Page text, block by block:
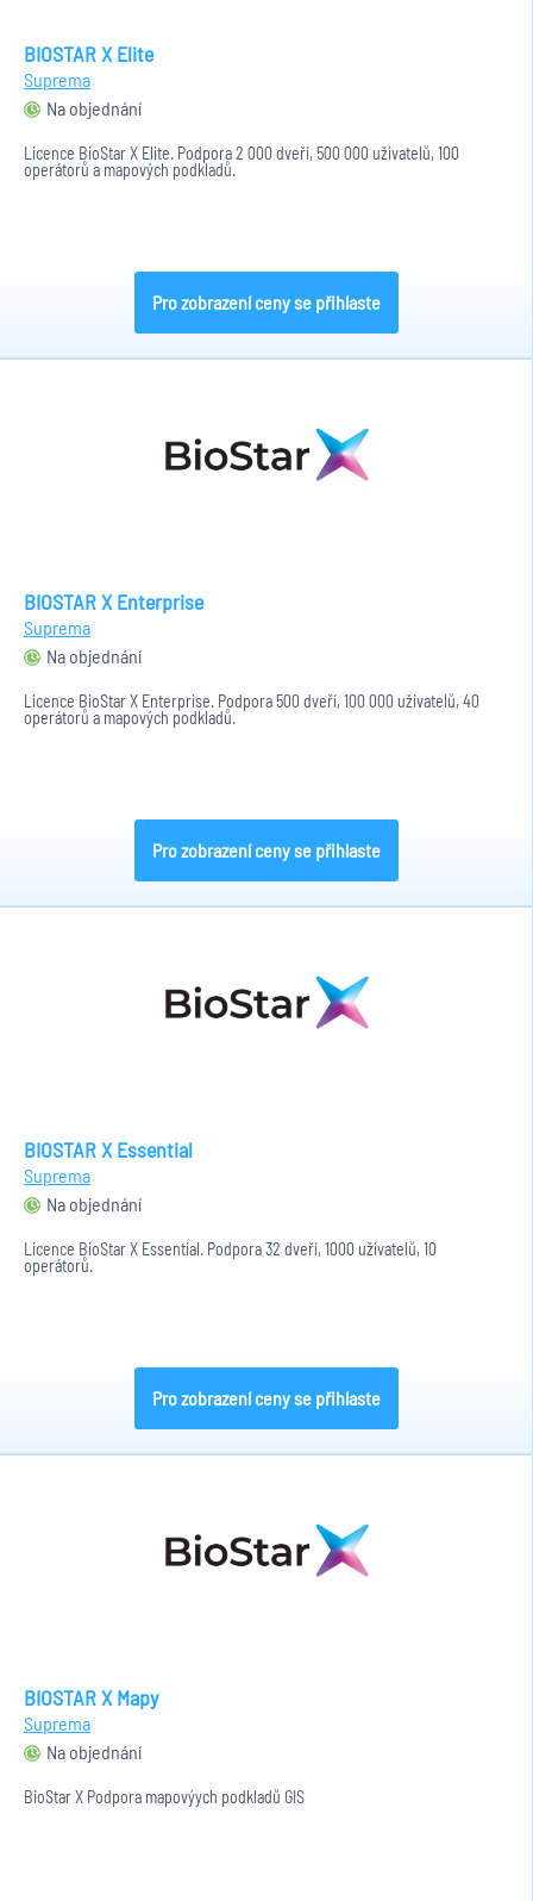
BIOSTAR X Elite
Suprema
Na objednání
Licence BioStar X Elite. Podpora 2 000 dveří, 500 000 uživatelů, 100
operátorů a mapových podkladů.
Pro zobrazení ceny se přihlaste
BIOSTAR X Enterprise
Suprema
Na objednání
Licence BioStar X Enterprise. Podpora 500 dveří, 100 000 uživatelů, 40
operátorů a mapových podkladů.
Pro zobrazení ceny se přihlaste
BIOSTAR X Essential
Suprema
Na objednání
Licence BioStar X Essential. Podpora 32 dveří, 1000 uživatelů, 10
operátorů.
Pro zobrazení ceny se přihlaste
BIOSTAR X Mapy
Suprema
Na objednání
BioStar X Podpora mapovýych podkladů GIS